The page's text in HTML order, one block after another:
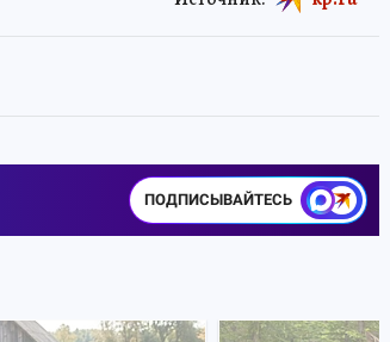
ПОДПИСЫВАЙТЕСЬ